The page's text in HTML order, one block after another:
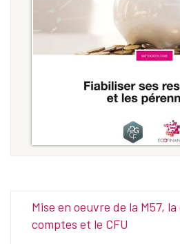
Mise en oeuvre de la M57,
comptes et le CFU